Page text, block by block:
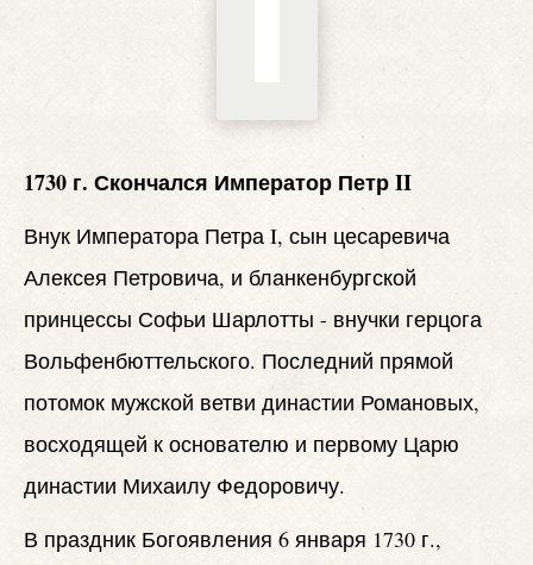
1730 г. Скончался Император Петр II
Внук Императора Петра I, сын цесаревича
Алексея Петровича, и бланкенбургской
принцессы Софьи Шарлотты - внучки герцога
Вольфенбюттельского. Последний прямой
потомок мужской ветви династии Романовых,
восходящей к основателю и первому Царю
династии Михаилу Федоровичу.
В праздник Богоявления 6 января 1730 г.,